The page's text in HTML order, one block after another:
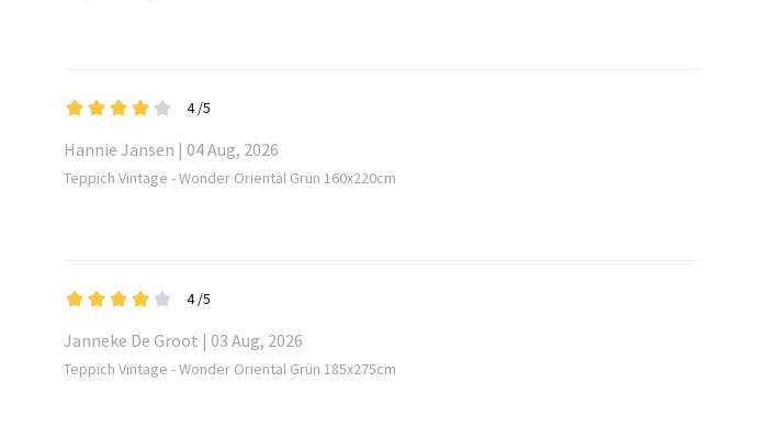
4 /5
Hannie Jansen | 04 Aug, 2026
Teppich Vintage - Wonder Oriental Grün 160x220cm
4 /5
Janneke De Groot | 03 Aug, 2026
Teppich Vintage - Wonder Oriental Grün 185x275cm